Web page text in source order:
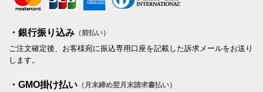
・銀行振り込み （前払い）
ご注文確定後、お客様宛に振込専用口座を記載した訴求メールをお送り
します。
・GMO掛け払い （月末締め翌月末請求書払い）